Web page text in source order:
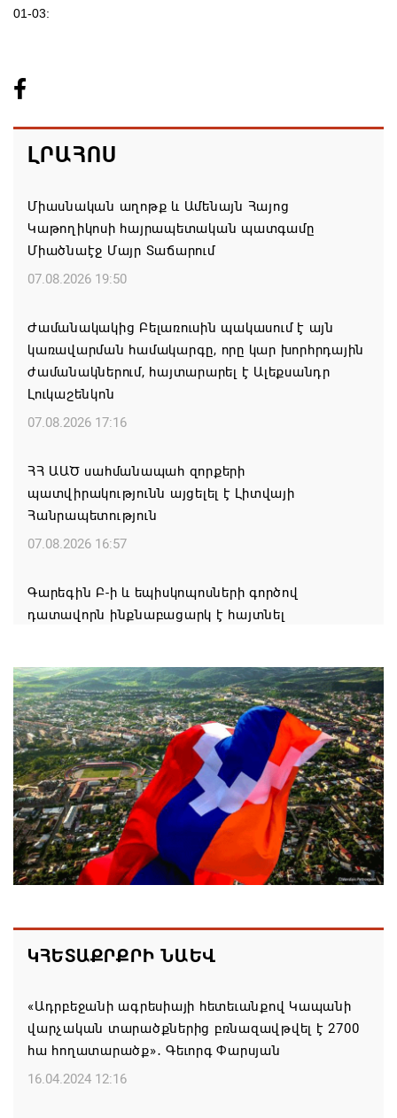
01-03:
ԼՐԱՀՈՍ
Միասնական աղոթք և Ամենայն Հայոց
Կաթողիկոսի հայրապետական պատգամը
Միածնաէջ Մայր Տաճարում
07.08.2026 19:50
Ժամանակակից Բելառուսին պակասում է այն
կառավարման համակարգը, որը կար խորհրդային
ժամանակներում, հայտարարել է Ալեքսանդր
Լուկաշենկոն
07.08.2026 17:16
ՀՀ ԱԱԾ սահմանապահ զորքերի
պատվիրակությունն այցելել է Լիտվայի
Հանրապետություն
07.08.2026 16:57
Գարեգին Բ-ի և եպիսկոպոսների գործով
դատավորն ինքնաբացարկ է հայտնել
Թուրքիան, Սաուդյան Արաբիան և Պակիստանը
ռազմական դաշինք ստեղծելու մասին
համաձայնագիր են ստորագրել
07.08.2026 16:43
Հայ ժողովուրդն է ընտրում Հայոց Հայրապետին և
հեռացնելու ընթացակարգ չկա
07.08.2026 16:39
նիստը կանցկացվի դռնփակ
07.08.2026 16:34
ՀՐԱՎԻՐՈՒՄ ԵՆՔ ՄԻԱՍԻՆ ՆՇԵԼՈՒ ՏԱՇՏՈՒՆ
ԲՆԱԿԱՎԱՅՐԻ ՕՐԸ
07.08.2026 16:21
ԿՀԵՏԱՔՐՔՐԻ ՆԱԵՎ
«Ադրբեջանի ագրեսիայի հետեւանքով Կապանի
վարչական տարածքներից բռնազավթվել է 2700
հա հողատարածք»․ Գեւորգ Փարսյան
16.04.2024 12:16